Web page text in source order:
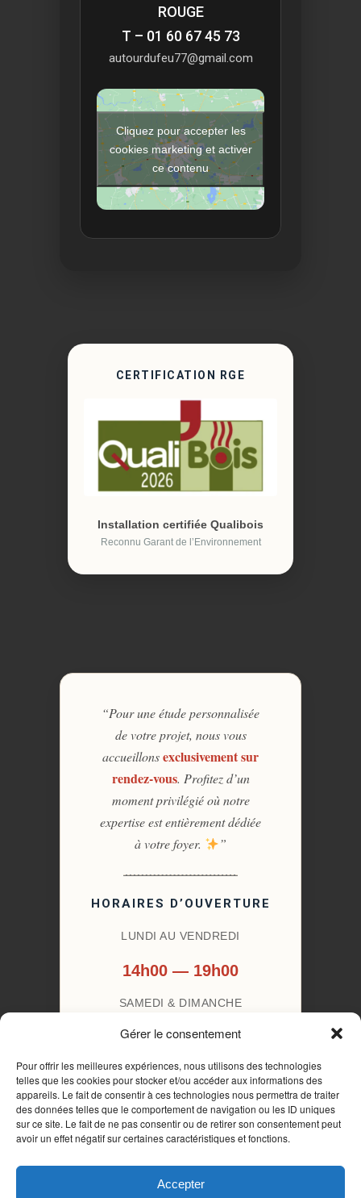
Gérer le consentement
Pour offrir les meilleures expériences, nous utilisons des technologies
telles que les cookies pour stocker et/ou accéder aux informations des
appareils. Le fait de consentir à ces technologies nous permettra de traiter
des données telles que le comportement de navigation ou les ID uniques
sur ce site. Le fait de ne pas consentir ou de retirer son consentement peut
avoir un effet négatif sur certaines caractéristiques et fonctions.
Accepter
ROUGE
T – 01 60 67 45 73
autourdufeu77@gmail.com
Cliquez pour accepter les
cookies marketing et activer
ce contenu
CERTIFICATION RGE
Installation certifiée Qualibois
Reconnu Garant de l’Environnement
“Pour une étude personnalisée
de votre projet, nous vous
accueillonsexclusivement sur
rendez-vous. Profitez d’un
moment privilégié où notre
expertise est entièrement dédiée
à votre foyer.
”
HORAIRES D’OUVERTURE
LUNDI AU VENDREDI
14h00 — 19h00
SAMEDI & DIMANCHE
Fermé
RÉSERVER MON
RENDEZ-VOUS